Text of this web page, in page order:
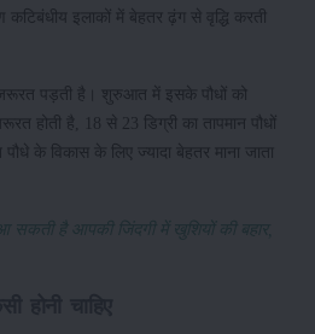
इलाकों में बेहतर ढ़ंग से वृद्धि करती
जरूरत पड़ती है। शुरुआत में इसके पौधों को
होती है, 18 से 23 डिग्री का तापमान पौधों
के विकास के लिए ज्यादा बेहतर माना जाता
है आपकी जिंदगी में खुशियों की बहार,